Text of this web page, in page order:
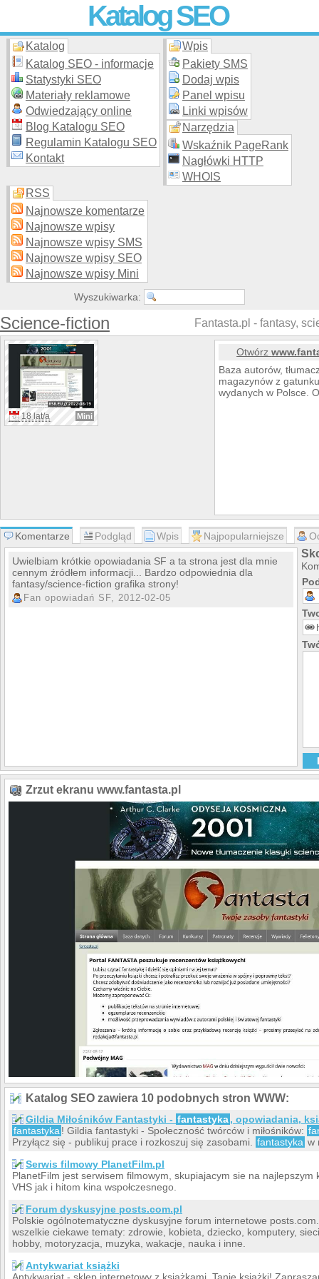
Katalog SEO
Skuteczna i promocja stron WWW –
moderowanego katalogu za darmo!
Katalog
Katalog SEO - informacje
Statystyki SEO
Materiały reklamowe
Odwiedzający online
Blog Katalogu SEO
Regulamin Katalogu SEO
Kontakt
Wpis
Pakiety SMS
Dodaj wpis
Panel wpisu
Linki wpisów
Narzędzia
Wskaźnik PageRank
Nagłówki HTTP
WHOIS
RSS
Najnowsze komentarze
Najnowsze wpisy
Najnowsze wpisy SMS
Najnowsze wpisy SEO
Najnowsze wpisy Mini
Wyszukiwarka:
Science-fiction Fantasta.pl - fantasy,
18 lat/a Mini
Otwórz
Baza autorów,
magazynów z
wydanych w Polsce.
Komentarze Podgląd Wpis Najpopularniejsze
Uwielbiam krótkie opowiadania SF a ta strona jest dla mnie
cennym źródłem informacji... Bardzo odpowiednia dla
fantasy/science-fiction grafika strony!
Fan opowiadań SF, 2012-02-05
Zrzut ekranu www.fantasta.pl
Katalog SEO zawiera 10 podobnych stron WWW:
Gildia Miłośników Fantastyki - fantastyka, opowiadania,
fantastyka ! Gildia fantastyki - Społeczność twórców i miłośników:
Przyłącz się - publikuj prace i rozkoszuj się zasobami.
fantastyka w
Serwis filmowy PlanetFilm.pl
PlanetFilm jest serwisem filmowym, skupiajacym sie na
VHS jak i hitom kina wspołczesnego.
Forum dyskusyjne posts.com.pl
Polskie ogólnotematyczne dyskusyjne forum internetowe
wszelkie ciekawe tematy: zdrowie, kobieta, dziecko, komputery,
hobby, motoryzacja, muzyka, wakacje, nauka i inne.
Antykwariat książki